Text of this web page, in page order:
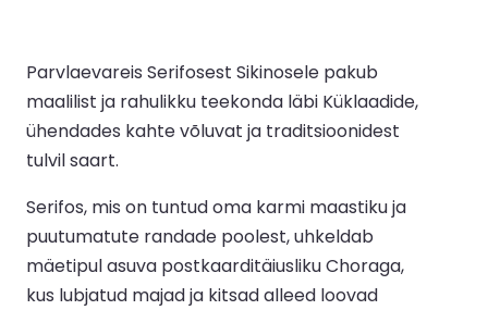
Parvlaevareis Serifosest Sikinosele pakub
maalilist ja rahulikku teekonda läbi Küklaadide,
ühendades kahte võluvat ja traditsioonidest
tulvil saart.
Serifos, mis on tuntud oma karmi maastiku ja
puutumatute randade poolest, uhkeldab
mäetipul asuva postkaarditäiusliku Choraga,
kus lubjatud majad ja kitsad alleed loovad